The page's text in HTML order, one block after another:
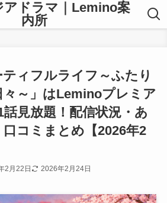
アドラマ｜Lemino案
内所
ティフルライフ～ふたり
々～」はLeminoプレミア
話見放題！配信状況・あ
口コミまとめ【2026年2
2月22日 2026年2月24日